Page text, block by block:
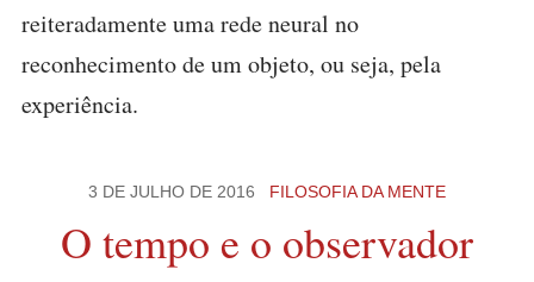
reiteradamente uma rede neural no
reconhecimento de um objeto, ou seja, pela
experiência.
3 DE JULHO DE 2016 FILOSOFIA DA MENTE
O tempo e o observador